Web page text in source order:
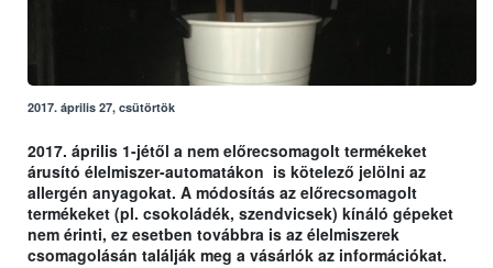
2017. április 27, csütörtök
2017. április 1-jétől a nem előrecsomagolt termékeket
árusító élelmiszer-automatákon is kötelező jelölni az
allergén anyagokat. A módosítás az előrecsomagolt
termékeket (pl. csokoládék, szendvicsek) kínáló gépeket
nem érinti, ez esetben továbbra is az élelmiszerek
csomagolásán találják meg a vásárlók az információkat.